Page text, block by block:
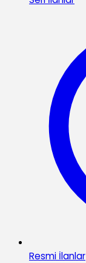
Resmi İlanlar